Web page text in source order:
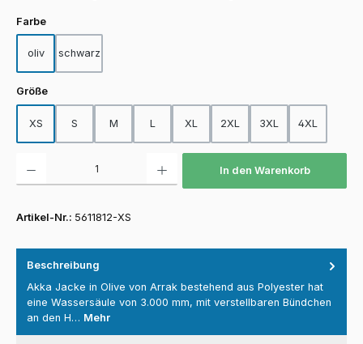
Farbeauswählen
oliv schwarz
Größeauswählen
XS S M L XL 2XL 3XL 4XL
In den Warenkorb
Artikel-Nr.: 5611812-XS
Beschreibung
Akka Jacke in Olive von Arrak bestehend aus Polyester hat
eine Wassersäule von 3.000 mm, mit verstellbaren Bündchen
an den H… Mehr